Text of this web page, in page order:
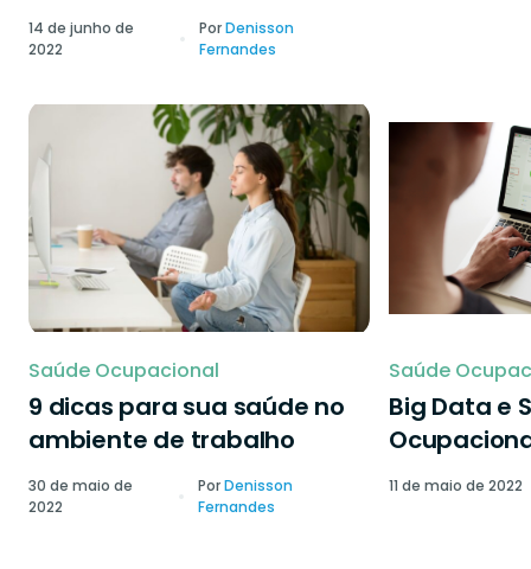
14 de junho de
2022
PorDenisson
Fernandes
Saúde Ocupacional
9 dicas para sua saúde no
ambiente de trabalho
30 de maio de
2022
PorDenisson
Fernandes
Saúde
Big Data e
11 de maio de 2022